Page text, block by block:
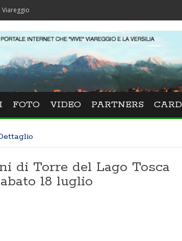
FOTO VIDEO PARTNERS CARD
di Torre del Lago Tosca
18 luglio